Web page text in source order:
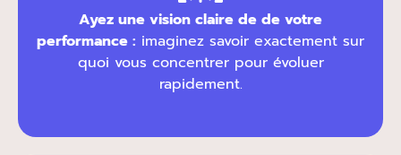
Ayez une vision claire de de votre
performance : imaginez savoir exactement sur
quoi vous concentrer pour évoluer
rapidement.